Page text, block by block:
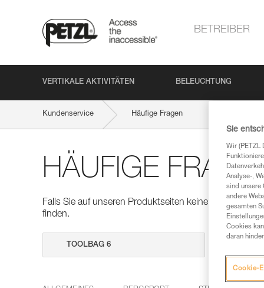
BETREIBER
VERTIKALE AKTIVITÄTEN BELEUCHTUNG
Kundenservice Häufige Fragen
HÄUFIGE
Falls Sie auf unseren Produktseiten keine Antworten
finden.
Sie
Wir (PETZL
Analyse-,
sind unsere
andere
gesamten
Cookies
daran
Cookie-